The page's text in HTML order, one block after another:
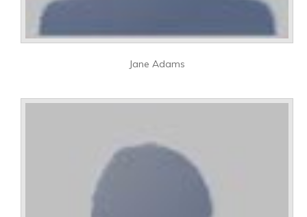
Jane Adams